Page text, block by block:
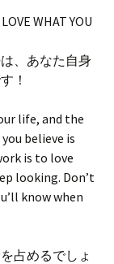
WHAT YOU
、あなた自身
！
life, and the
believe is
is to love
looking. Don’t
know when
占めるでしょ